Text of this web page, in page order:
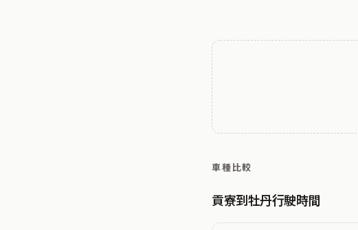
車種比較
貢寮到牡丹行駛時間